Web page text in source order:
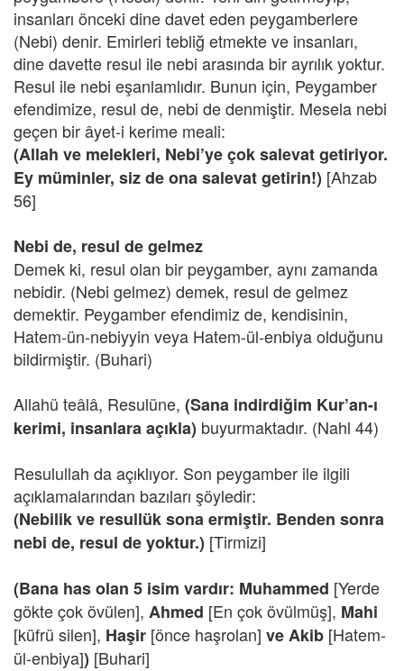
insanları önceki dine davet eden peygamberlere
(Nebi) denir. Emirleri tebliğ etmekte ve insanları,
dine davette resul ile nebi arasında bir ayrılık yoktur.
Resul ile nebi eşanlamlıdır. Bunun için, Peygamber
efendimize, resul de, nebi de denmiştir. Mesela nebi
geçen bir âyet-i kerime meali:
(Allah ve melekleri, Nebi’ye çok salevat getiriyor.
Ey müminler, siz de ona salevat getirin!) [Ahzab
56]
Nebi de, resul de gelmez
Demek ki, resul olan bir peygamber, aynı zamanda
nebidir. (Nebi gelmez) demek, resul de gelmez
demektir. Peygamber efendimiz de, kendisinin,
Hatem-ün-nebiyyin veya Hatem-ül-enbiya olduğunu
bildirmiştir. (Buhari)
Allahü teâlâ, Resulüne, (Sana indirdiğim Kur’an-ı
kerimi, insanlara açıkla) buyurmaktadır. (Nahl 44)
Resulullah da açıklıyor. Son peygamber ile ilgili
açıklamalarından bazıları şöyledir:
(Nebilik ve resullük sona ermiştir. Benden sonra
nebi de, resul de yoktur.) [Tirmizi]
(Bana has olan 5 isim vardır: Muhammed [Yerde
gökte çok övülen], Ahmed [En çok övülmüş], Mahi
[küfrü silen], Haşir [önce haşrolan] veAkib [Hatem-
ül-enbiya]) [Buhari]